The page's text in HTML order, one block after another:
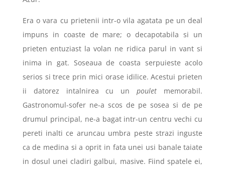
Era o vara cu prietenii intr-o vila agatata pe un deal
impuns in coaste de mare; o decapotabila si un
prieten entuziast la volan ne ridica parul in vant si
inima in gat. Soseaua de coasta serpuieste acolo
serios si trece prin mici orase idilice. Acestui prieten
ii datorez intalnirea cu unpoulet memorabil.
Gastronomul-sofer ne-a scos de pe sosea si de pe
drumul principal, ne-a bagat intr-un centru vechi cu
pereti inalti ce aruncau umbra peste strazi inguste
ca de medina si a oprit in fata unei usi banale taiate
in dosul unei cladiri galbui, masive. Fiind spatele ei,